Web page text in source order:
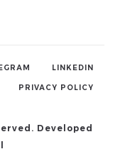
LINKEDIN
PRIVACY POLICY
Developed